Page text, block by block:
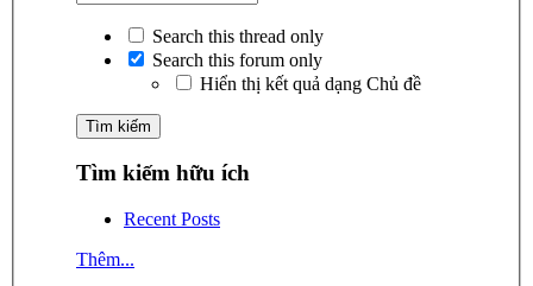
Search this thread only
Search this forum only
Hiển thị kết quả dạng Chủ đề
Tìm kiếm hữu ích
Recent Posts
Thêm...